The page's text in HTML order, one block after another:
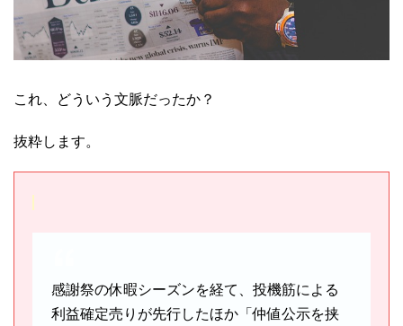
これ、どういう文脈だったか？
抜粋します。
感謝祭の休暇シーズンを経て、投機筋による
利益確定売りが先行したほか「仲値公示を挟